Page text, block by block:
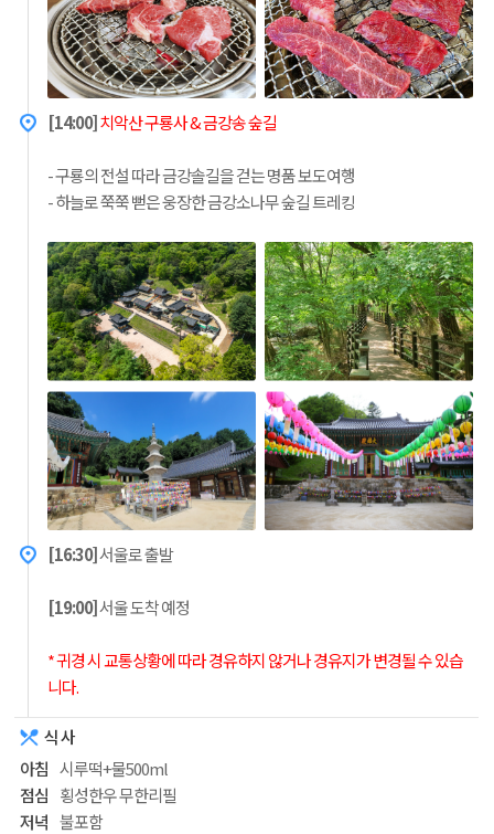
[14:00]치악산 구룡사 & 금강송 숲길
- 구룡의 전설 따라 금강솔길을 걷는 명품 보도여행
- 하늘로 쭉쭉 뻗은 웅장한 금강소나무 숲길 트레킹
[16:30]서울로 출발
[19:00]서울 도착 예정
* 귀경 시 교통상황에 따라 경유하지 않거나 경유지가 변경될 수 있습
니다.
식 사
아침 시루떡+물500ml
점심 횡성한우 무한리필
저녁 불포함